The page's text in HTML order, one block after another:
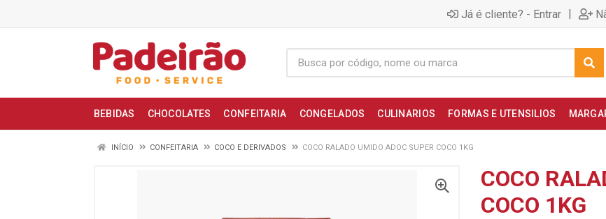
Já é cliente? - Entrar |
BEBIDAS CHOCOLATES CONFEITARIA CONGELADOS CULINARIOS FORMAS E UTENSILIOS
INÍCIO CONFEITARIA COCO E DERIVADOS COCO RALADO UMIDO ADOC SUPER COCO 1KG
COCO
COCO 1KG